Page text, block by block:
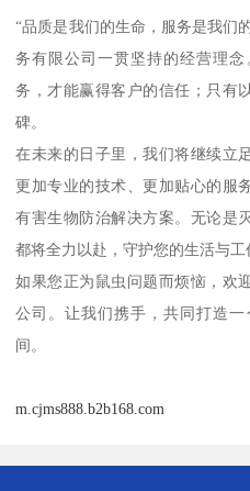
“品质是我们的生命，服务是我们
务有限公司一贯坚持的经营理
务，才能赢得客户的信任；只有
碑。
在未来的日子里，我们将继续立
更加专业的技术、更加贴心的服
有害生物防治解决方案。无论是
都将全力以赴，守护您的生活与工
如果您正为鼠虫问题而烦恼，欢
公司。让我们携手，共同打造
间。
m.cjms888.b2b168.com